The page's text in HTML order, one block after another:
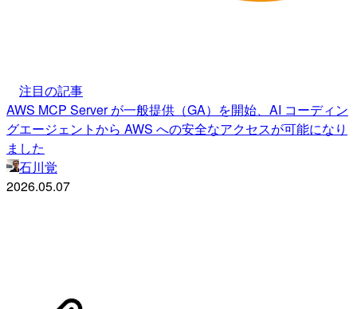
注目の記事
AWS MCP Server が一般提供（GA）を開始、AI コーディン
グエージェントから AWS への安全なアクセスが可能になり
ました
石川覚
2026.05.07